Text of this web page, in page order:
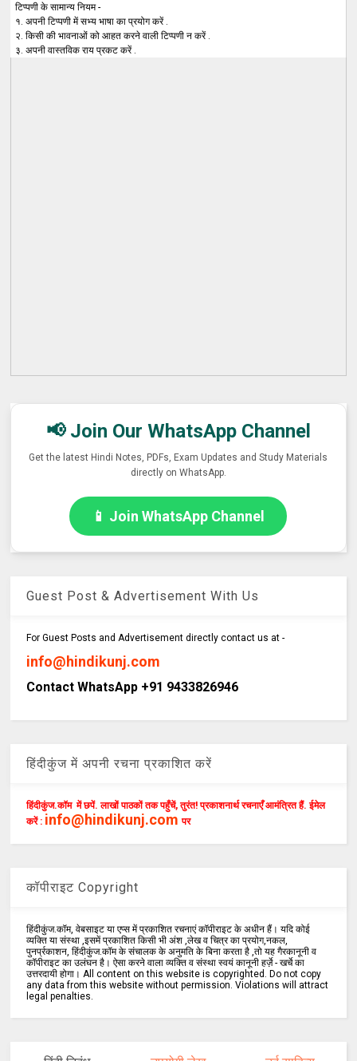
टिप्पणी के सामान्य नियम -
१. अपनी टिप्पणी में सभ्य भाषा का प्रयोग करें .
२. किसी की भावनाओं को आहत करने वाली टिप्पणी न करें .
३. अपनी वास्तविक राय प्रकट करें .
📢 Join Our WhatsApp Channel
Get the latest Hindi Notes, PDFs, Exam Updates and Study Materials
directly on WhatsApp.
📱 Join WhatsApp Channel
Guest Post & Advertisement With Us
For Guest Posts and Advertisement directly contact us at -
info@hindikunj.com
Contact WhatsApp +91 9433826946
हिंदीकुंज में अपनी रचना प्रकाशित करें
हिंदीकुंज.कॉम में छपें. लाखों पाठकों तक पहुँचें, तुरंत! प्रकाशनार्थ रचनाएँ आमंत्रित हैं. ईमेल
करें : info@hindikunj.com पर
कॉपीराइट Copyright
हिंदीकुंज.कॉम, वेबसाइट या एप्स में प्रकाशित रचनाएं कॉपीराइट के अधीन हैं। यदि कोई
व्यक्ति या संस्था ,इसमें प्रकाशित किसी भी अंश ,लेख व चित्र का प्रयोग,नकल,
पुनर्प्रकाशन, हिंदीकुंज.कॉम के संचालक के अनुमति के बिना करता है ,तो यह गैरकानूनी व
कॉपीराइट का उलंघन है। ऐसा करने वाला व्यक्ति व संस्था स्वयं कानूनी हर्ज़े - खर्चे का
उत्तरदायी होगा। All content on this website is copyrighted. Do not copy
any data from this website without permission. Violations will attract
legal penalties.